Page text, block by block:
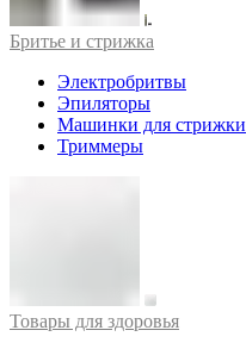
Бритье и стрижка
Электробритвы
Эпиляторы
Машинки для стрижки
Триммеры
Товары для здоровья